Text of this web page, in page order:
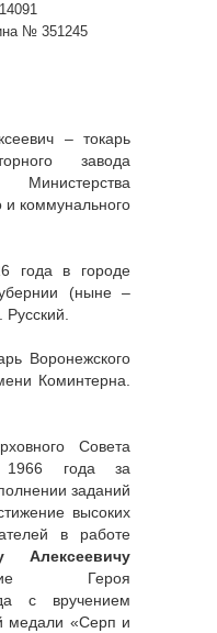
№ 351245
– токарь
завода
и коммунального
года в городе
(ныне –
Русский.
Воронежского
Коминтерна.
Совета
года за
заданий
высоких
в работе
Алексеевичу
Героя
с вручением
медали «Серп и